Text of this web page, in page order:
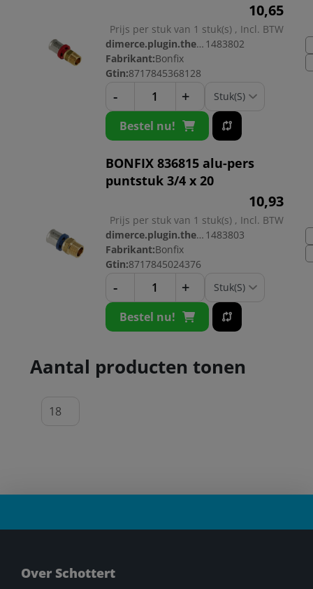
10,65
Prijs per stuk van 1 stuk(s) , Incl. BTW
dimerce.plugin.theme.productnr: 1483802
Fabrikant:Bonfix
Gtin:8717845368128
- +
Bestel nu!
BONFIX 836815 alu-pers
puntstuk 3/4 x 20
10,93
Prijs per stuk van 1 stuk(s) , Incl. BTW
dimerce.plugin.theme.productnr: 1483803
Fabrikant:Bonfix
Gtin:8717845024376
- +
Bestel nu!
Aantal producten tonen
Over Schottert